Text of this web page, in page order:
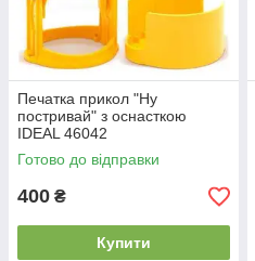
Печатка прикол "Ну
постривай" з оснасткою
IDEAL 46042
Готово до відправки
400 ₴
Купити